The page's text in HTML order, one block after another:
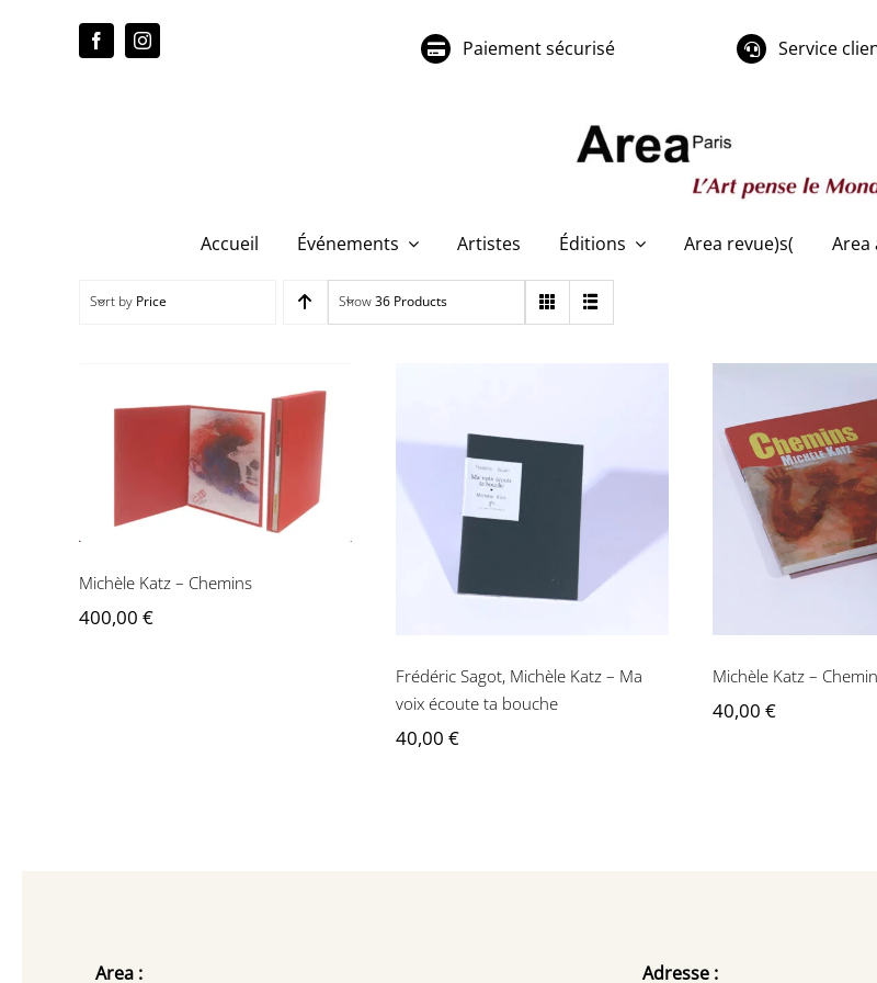
Paiement sécurisé Service
Accueil Événements Artistes Éditions Area revue)s( Area
Sort by Price Show36 Products
Michèle Katz – Chemins
Michèle Katz – Chemins
400,00 €
Frédéric Sagot, Michèle
Katz – Ma voix écoute ta
bouche
Frédéric Sagot, Michèle Katz – Ma
voix écoute ta bouche
40,00 €
Michèle Katz
Michèle Katz –
40,00 €
Area : Adresse :